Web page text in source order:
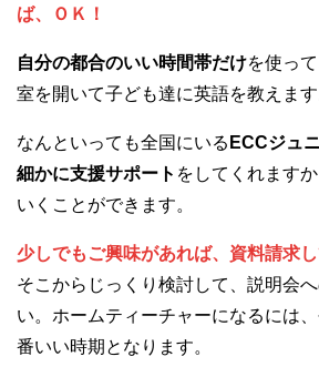
ば、ＯＫ！
自分の都合のいい時間帯だけを使っ
室を開いて子ども達に英語を教えます
なんといっても全国にいる ECCジュ
細かに支援サポート をしてくれます
いくことができます。
少しでもご興味があれば、資料請求し
そこからじっくり検討して、説明会
い。ホームティーチャーになるには
番いい時期となります。